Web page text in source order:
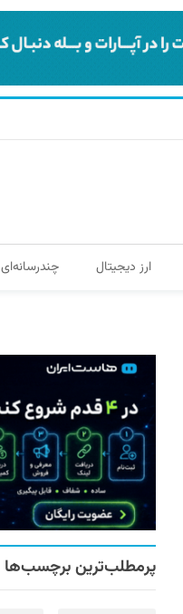
ارز دیجیتال چندرسانه‌ای
پرمطلب‌ترین برچسب‌ها